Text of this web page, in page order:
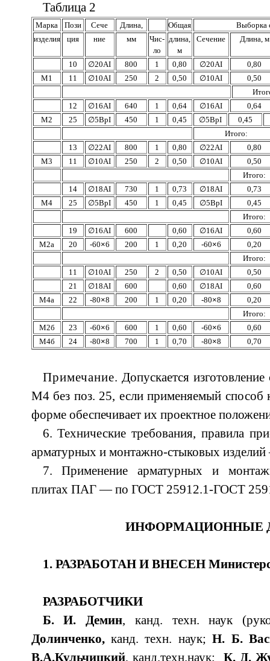
Таблица 2
Марка Пози­ Сече­ Длина, Общая
Выборка
изделия
ция ние мм
Чис­
ло
длина,
м
Сечение Длина, м
10 ∅20АI 800 1 0,80 ∅20АI
0,80
М1
11 ∅10АI 250 2 0,50 ∅10АI
0,50
12
∅16АI 640 1 0,64 ∅16АI
0,64
М2
25 ∅5ВрI 450 1 0,45 ∅5ВрI
0,45
Итого:
13
∅22АI 800 1 0,80 ∅22АI
0,80
М3
11 ∅10АI 250 2 0,50 ∅10АI
0,50
Итого:
14
∅18АI 730 1 0,73 ∅18АI
0,73
М4
25 ∅5ВрI 450 1 0,45 ∅5ВрI
0,45
Итого:
19
∅16АI 600 0,60 ∅16АI
0,60
М2а
20 -60×6 200 1 0,20 -60×6
0,20
Итого:
11
∅10АI 250 2 0,50 ∅10АI
0,50
21
∅18АI 600 0,60 ∅18АI
0,60
М4а
22 -80×8 200 1 0,20 -80×8
0,20
Итого:
М2б
23 -60×6 600 1 0,60 -60×6
0,60
М4б
24 -80×8 700 1 0,70 -80×8 0,70
Примечание. Допускается
М4 без поз. 25, если применяемый способ
форме обеспечивает их проектное
6. Технические требования, правила
арматурных и монтажно-стыковых
7. Применение арматурных и
плитах ПАГ — по ГОСТ 25912.1-ГОСТ
ИНФОРМАЦИОННЫЕ
1. РАЗРАБОТАН И ВНЕСЕН
РАЗРАБОТЧИКИ
Б. И. Демин, канд. техн. наук
Долинченко,канд. техн. наук; Н. Б.
В.А.Кульчицкий, канд.техн.наук; К. Д.